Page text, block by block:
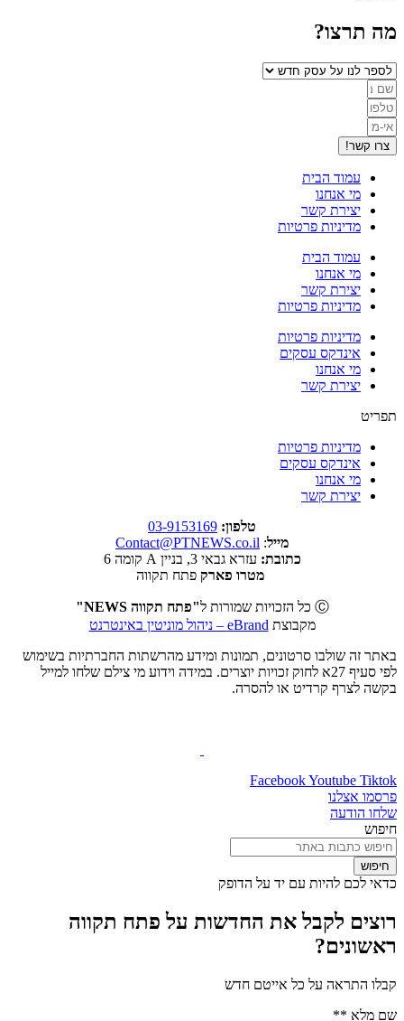
מה תרצו?
צרו קשר!
עמוד הבית
מי אנחנו
יצירת קשר
מדיניות פרטיות
עמוד הבית
מי אנחנו
יצירת קשר
מדיניות פרטיות
מדיניות פרטיות
אינדקס עסקים
מי אנחנו
יצירת קשר
תפריט
מדיניות פרטיות
אינדקס עסקים
מי אנחנו
יצירת קשר
טלפון: 03-9153169
מייל:
Contact@PTNEWS.co.il
כתובת: עזרא גבאי 3, בניין A קומה 6
מטרו פארק פתח תקווה
Ⓒ כל הזכויות שמורות ל
"פתח תקווה NEWS"
מקבוצת eBrand – ניהול מוניטין באינטרנט
באתר זה שולבו סרטונים, תמונות ומידע מהרשתות החברתיות בשימוש
לפי סעיף 27א לחוק זכויות יוצרים. במידה וידוע מי צילם שלחו למייל
בקשה לצרף קרדיט או להסרה.
FacebookYoutube Tiktok
פרסמו אצלנו
שלחו הודעה
חיפוש
חיפוש
כדאי לכם להיות עם יד על הדופק
רוצים לקבל את החדשות על פתח תקווה
ראשונים?
קבלו התראה על כל אייטם חדש
שם מלא **